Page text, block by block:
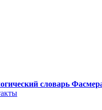
словарь